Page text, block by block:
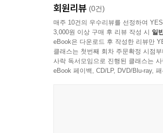
회원리뷰 (0건)
매주 10건의 우수리뷰를 선정하여
3,000원 이상 구매 후 리뷰 작성 시 일
eBook은 다운로드 후 작성한 리뷰만
클래스는 첫번째 회차 주문확정 시점
사락 독서모임으로 진행된 클래스는
eBook 페이백, CD/LP, DVD/Blu-ray,